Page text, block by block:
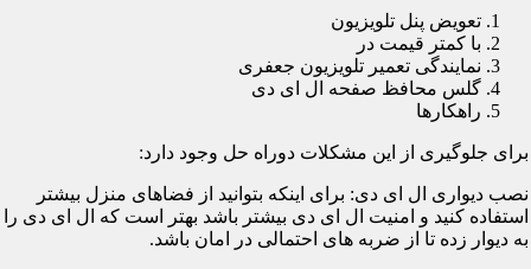
تعویض پنل تلویزیون
با کمتر قیمت در
نمایندگی تعمیر تلویزیون جعفری
گلس محافظ صفحه ال ای دی
راهکارها
برای جلوگیری از این مشکلات دوراه حل وجود دارد:
نصب دیواری ال ای دی: برای اینکه بتوانید از فضاهای منزل بیشتر
استفاده کنید و امنیت ال ای دی بیشتر باشد بهتر است که ال ای دی را
به دیوار زده تا از ضربه های احتمالی در امان باشد.